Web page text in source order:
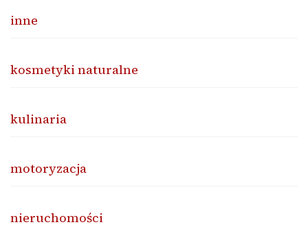
inne
kosmetyki naturalne
kulinaria
motoryzacja
nieruchomości